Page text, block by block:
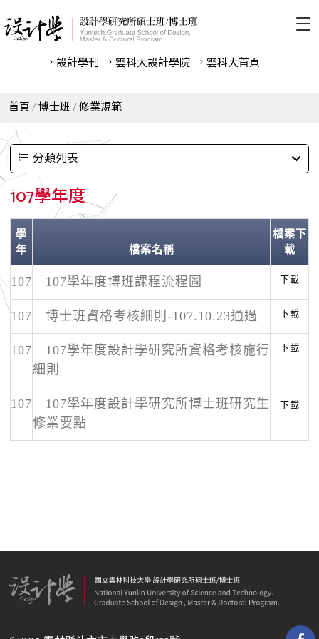
設計學刊 雲科⼤設計學院 雲科⼤首頁
首頁 博士班 修業規範
分類列表
107學年度
學
年
檔案名稱
檔案下
載
107 107學年度博班課程流程圖 下載
107 博士班資格考核細則-107.10.23通過 下載
107 107學年度設計學研究所資格考核施行
細則
下載
107 107學年度設計學研究所博士班研究生
修業要點
下載